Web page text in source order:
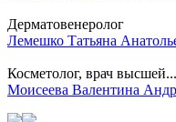
Дерматовенеролог
Лемешко Татьяна
Косметолог, врач высшей...
Моисеева Валентина